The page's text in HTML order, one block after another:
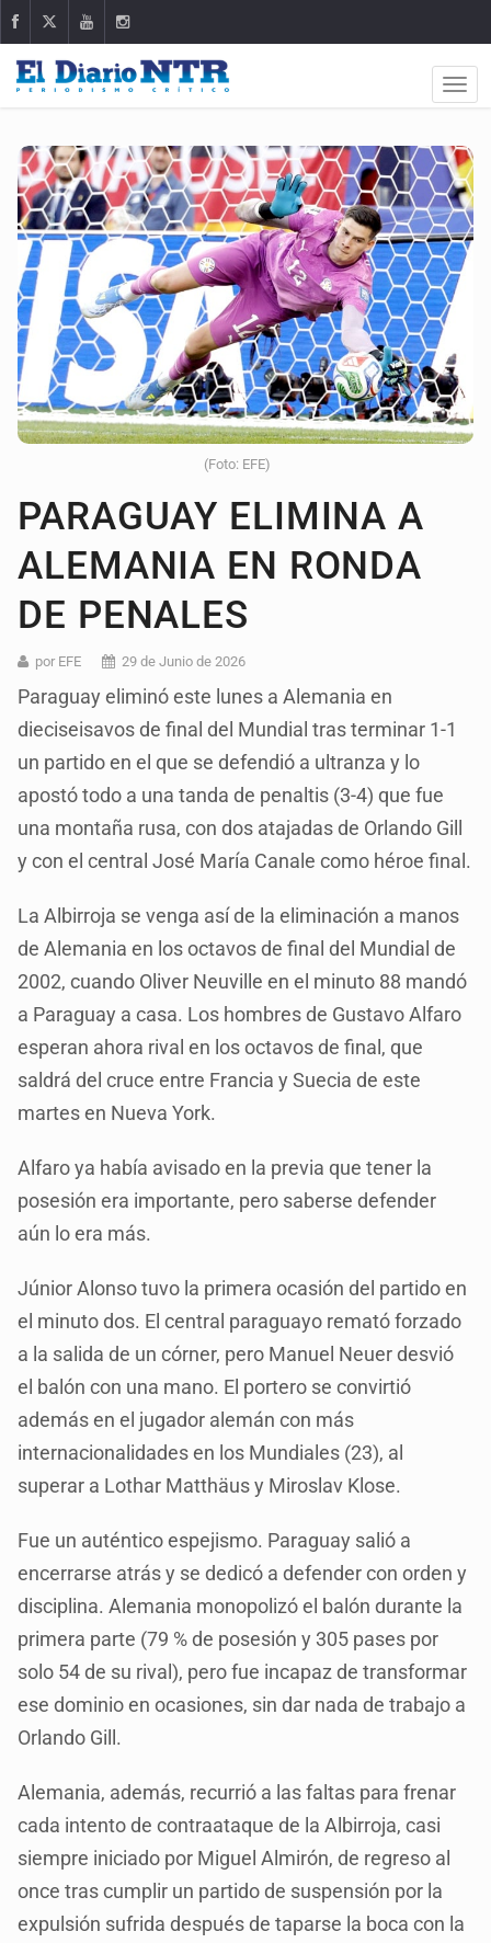
(Foto: EFE)
PARAGUAY ELIMINA A
ALEMANIA EN RONDA
DE PENALES
por EFE 29 de Junio de 2026
Paraguay eliminó este lunes a Alemania en
dieciseisavos de final del Mundial tras terminar 1-1
un partido en el que se defendió a ultranza y lo
apostó todo a una tanda de penaltis (3-4) que fue
una montaña rusa, con dos atajadas de Orlando Gill
y con el central José María Canale como héroe final.
La Albirroja se venga así de la eliminación a manos
de Alemania en los octavos de final del Mundial de
2002, cuando Oliver Neuville en el minuto 88 mandó
a Paraguay a casa. Los hombres de Gustavo Alfaro
esperan ahora rival en los octavos de final, que
saldrá del cruce entre Francia y Suecia de este
martes en Nueva York.
Alfaro ya había avisado en la previa que tener la
posesión era importante, pero saberse defender
aún lo era más.
Júnior Alonso tuvo la primera ocasión del partido en
el minuto dos. El central paraguayo remató forzado
a la salida de un córner, pero Manuel Neuer desvió
el balón con una mano. El portero se convirtió
además en el jugador alemán con más
internacionalidades en los Mundiales (23), al
superar a Lothar Matthäus y Miroslav Klose.
Fue un auténtico espejismo. Paraguay salió a
encerrarse atrás y se dedicó a defender con orden y
disciplina. Alemania monopolizó el balón durante la
primera parte (79 % de posesión y 305 pases por
solo 54 de su rival), pero fue incapaz de transformar
ese dominio en ocasiones, sin dar nada de trabajo a
Orlando Gill.
Alemania, además, recurrió a las faltas para frenar
cada intento de contraataque de la Albirroja, casi
siempre iniciado por Miguel Almirón, de regreso al
once tras cumplir un partido de suspensión por la
expulsión sufrida después de taparse la boca con la